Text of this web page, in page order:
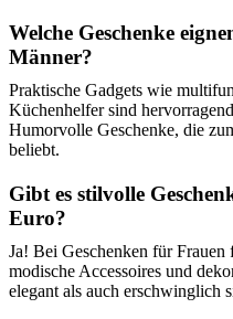
Welche Geschenke
Männer?
Praktische Gadgets wie
Küchenhelfer sind
Humorvolle Geschenke, die
beliebt.
Gibt es stilvolle
Euro?
Ja! Bei Geschenken für Frauen
modische Accessoires und
elegant als auch erschwinglich